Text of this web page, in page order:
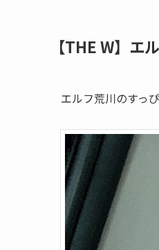
【THE W】エ
エルフ荒川のすっ